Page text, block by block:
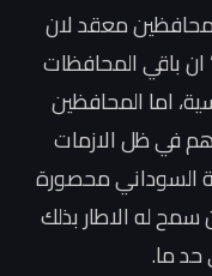
معقد لان
ان باقي المحافظات
اما المحافظين
في ظل الازمات
السوداني محصورة
له الاطار بذلك
حد ما.